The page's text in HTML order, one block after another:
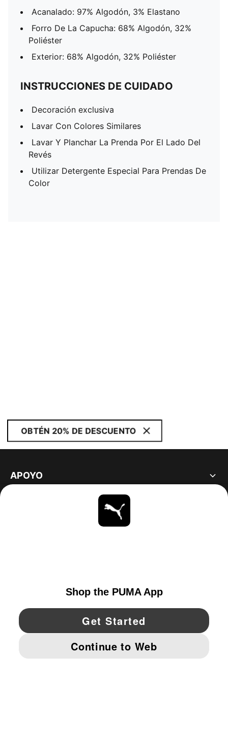
Acanalado: 97% Algodón, 3% Elastano
Forro De La Capucha: 68% Algodón, 32%
Poliéster
Exterior: 68% Algodón, 32% Poliéster
INSTRUCCIONES DE CUIDADO
Decoración exclusiva
Lavar Con Colores Similares
Lavar Y Planchar La Prenda Por El Lado Del
Revés
Utilizar Detergente Especial Para Prendas De
Color
OBTÉN 20% DE DESCUENTO
APOYO
YouTube Twitter Pinterest
IMPRINT AND LEGAL DATA